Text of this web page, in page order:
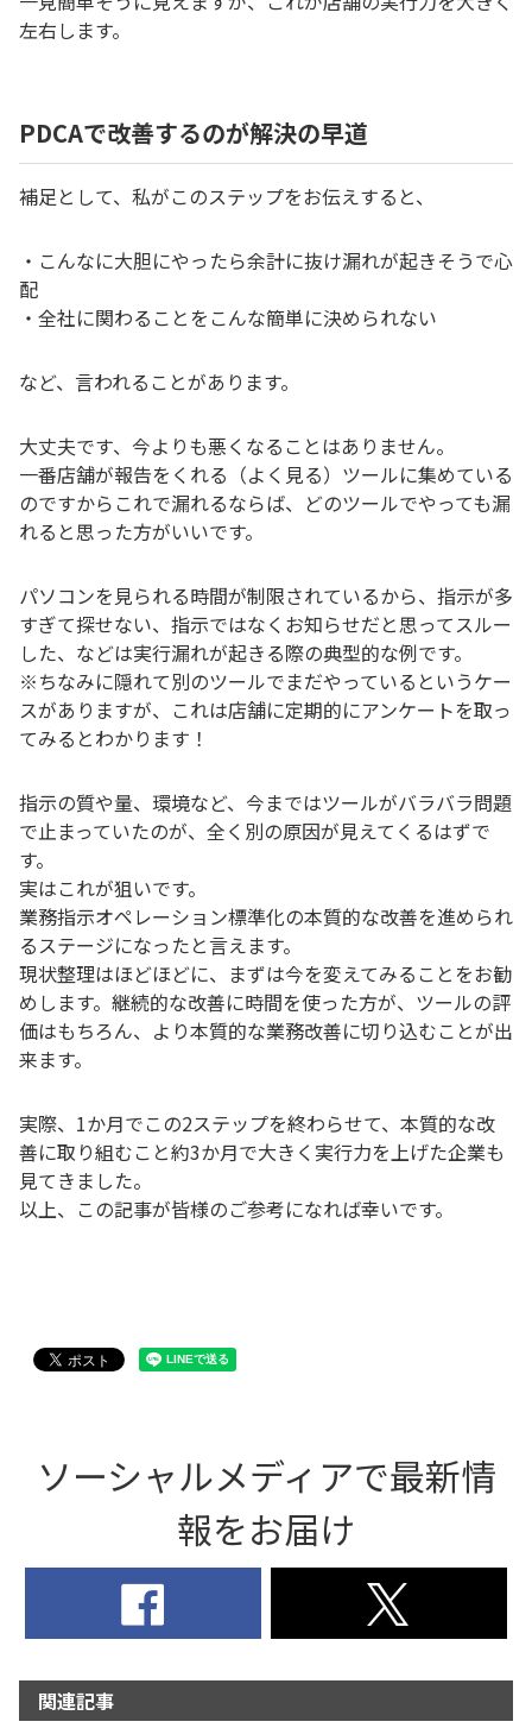
左右します。
PDCAで改善するのが解決の早道
補足として、私がこのステップをお伝えすると、
・こんなに大胆にやったら余計に抜け漏れが起きそうで心
配
・全社に関わることをこんな簡単に決められない
など、言われることがあります。
大丈夫です、今よりも悪くなることはありません。
一番店舗が報告をくれる（よく見る）ツールに集めている
のですからこれで漏れるならば、どのツールでやっても漏
れると思った方がいいです。
パソコンを見られる時間が制限されているから、指示が多
すぎて探せない、指示ではなくお知らせだと思ってスルー
した、などは実行漏れが起きる際の典型的な例です。
※ちなみに隠れて別のツールでまだやっているというケー
スがありますが、これは店舗に定期的にアンケートを取っ
てみるとわかります！
指示の質や量、環境など、今まではツールがバラバラ問題
で止まっていたのが、全く別の原因が見えてくるはずで
す。
実はこれが狙いです。
業務指示オペレーション標準化の本質的な改善を進められ
るステージになったと言えます。
現状整理はほどほどに、まずは今を変えてみることをお勧
めします。継続的な改善に時間を使った方が、ツールの評
価はもちろん、より本質的な業務改善に切り込むことが出
来ます。
実際、1か月でこの2ステップを終わらせて、本質的な改
善に取り組むこと約3か月で大きく実行力を上げた企業も
見てきました。
以上、この記事が皆様のご参考になれば幸いです。
ソーシャルメディアで最新情
報をお届け
関連記事